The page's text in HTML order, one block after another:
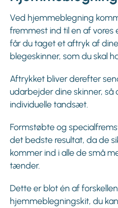
Ved hjemmeblegning
fremmest ind til en af vores
får du taget et aftryk af
blegeskinner, som du skal
Aftrykket bliver derefter
udarbejder dine skinner,
individuelle tandsæt.
Formstøbte og
det bedste resultat, da de
kommer ind i alle de små
tænder.
Dette er blot én af
hjemmeblegningskit, du